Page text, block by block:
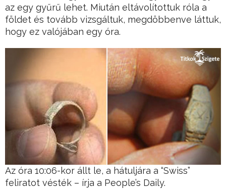
az egy gyűrű lehet. Miután eltávolítottuk róla a
földet és tovább vizsgáltuk, megdöbbenve láttuk,
hogy ez valójában egy óra.
Az óra 10:06-kor állt le, a hátuljára a “Swiss”
feliratot vésték – írja a People’s Daily.